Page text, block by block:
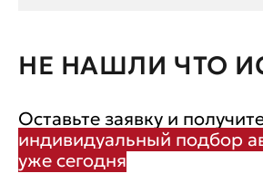
НЕ НАШЛИ ЧТО
Оставьте заявку и
индивидуальный подбор
уже сегодня